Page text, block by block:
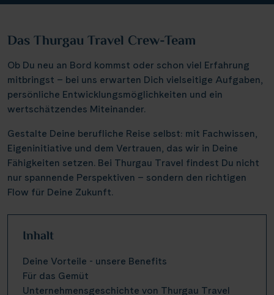
Das Thurgau Travel Crew-Team
Ob Du neu an Bord kommst oder schon viel Erfahrung
mitbringst – bei uns erwarten Dich vielseitige Aufgaben,
persönliche Entwicklungsmöglichkeiten und ein
wertschätzendes Miteinander.
Gestalte Deine berufliche Reise selbst: mit Fachwissen,
Eigeninitiative und dem Vertrauen, das wir in Deine
Fähigkeiten setzen. Bei Thurgau Travel findest Du nicht
nur spannende Perspektiven – sondern den richtigen
Flow für Deine Zukunft.
Inhalt
Deine Vorteile - unsere Benefits
Für das Gemüt
Unternehmensgeschichte von Thurgau Travel